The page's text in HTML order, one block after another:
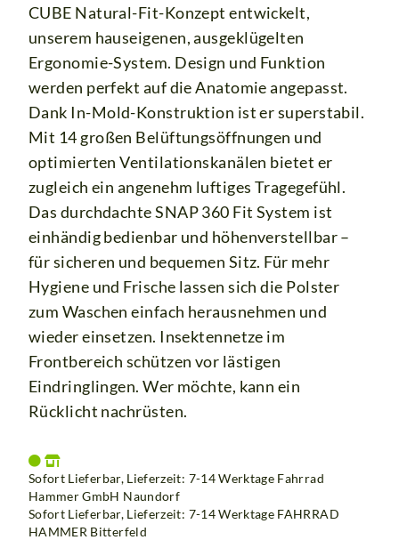
CUBE Natural-Fit-Konzept entwickelt,
unserem hauseigenen, ausgeklügelten
Ergonomie-System. Design und Funktion
werden perfekt auf die Anatomie angepasst.
Dank In-Mold-Konstruktion ist er superstabil.
Mit 14 großen Belüftungsöffnungen und
optimierten Ventilationskanälen bietet er
zugleich ein angenehm luftiges Tragegefühl.
Das durchdachte SNAP 360 Fit System ist
einhändig bedienbar und höhenverstellbar –
für sicheren und bequemen Sitz. Für mehr
Hygiene und Frische lassen sich die Polster
zum Waschen einfach herausnehmen und
wieder einsetzen. Insektennetze im
Frontbereich schützen vor lästigen
Eindringlingen. Wer möchte, kann ein
Rücklicht nachrüsten.
Sofort Lieferbar, Lieferzeit: 7-14 Werktage Fahrrad
Hammer GmbH Naundorf
Sofort Lieferbar, Lieferzeit: 7-14 Werktage FAHRRAD
HAMMER Bitterfeld